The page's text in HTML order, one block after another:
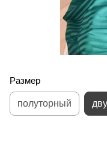
Размер
полуторный